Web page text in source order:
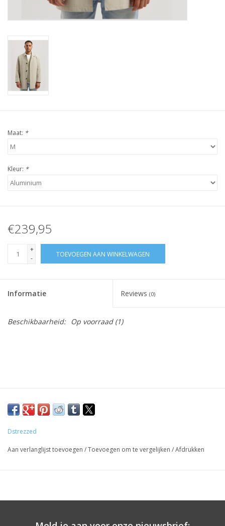
Maat: *
Kleur: *
€239,95
+
-
TOEVOEGEN AAN WINKELWAGEN
Informatie Reviews (0)
Beschikbaarheid: Op voorraad(1)
Dstrezzed
Aan verlanglijst toevoegen /Toevoegen om te vergelijken /Afdrukken